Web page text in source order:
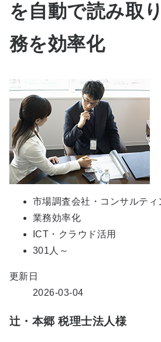
を自動で読み取
務を効率化
市場調査会社・コンサルティ
業務効率化
ICT・クラウド活用
301人～
更新日
2026-03-04
辻・本郷 税理士法人様